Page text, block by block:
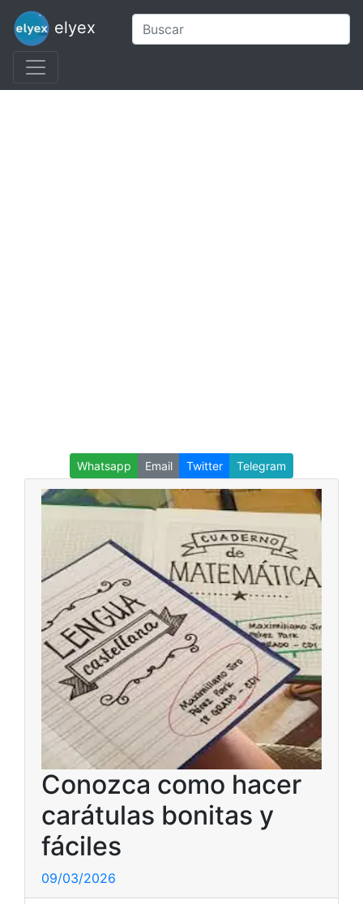
elyex
Whatsapp Email Twitter Telegram
Conozca como hacer
carátulas bonitas y
fáciles
09/03/2026